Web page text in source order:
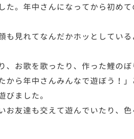
た。年中さんになってから初め
見れてなんだかホッとしている
、お歌を歌ったり、作った鯉の
から年中さんみんなで遊ぼう！
ました。
お友達も交えて遊んでいたり、